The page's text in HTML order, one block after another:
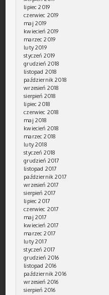
lipiec 2019
czerwiec 2019
maj 2019
kwiecień 2019
marzec 2019
luty 2019
styczeń 2019
grudzień 2018
listopad 2018
październik 2018
wrzesień 2018
sierpień 2018
lipiec 2018
czerwiec 2018
maj 2018
kwiecień 2018
marzec 2018
luty 2018
styczeń 2018
grudzień 2017
listopad 2017
październik 2017
wrzesień 2017
sierpień 2017
lipiec 2017
czerwiec 2017
maj 2017
kwiecień 2017
marzec 2017
luty 2017
styczeń 2017
grudzień 2016
listopad 2016
październik 2016
wrzesień 2016
sierpień 2016